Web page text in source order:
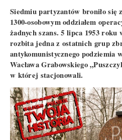
Siedmiu partyzantów broniło się
1300-osobowym oddziałem
żadnych szans. 5 lipca 1953 roku
rozbita jedna z ostatnich grup
antykomunistycznego podziemia
Wacława Grabowskiego
w której stacjonowali.